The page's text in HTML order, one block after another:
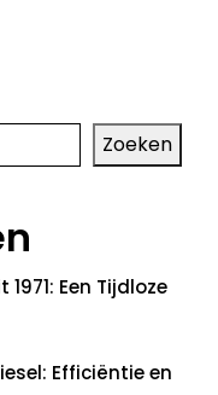
Zoeken
Een Tijdloze
Efficiëntie en